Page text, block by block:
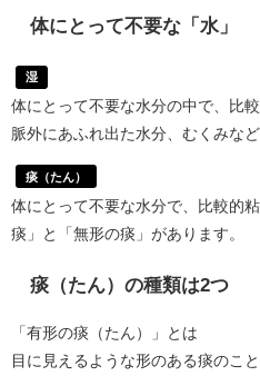
体にとって不要な「水」
湿
体にとって不要な水分の中で、比
脈外にあふれ出た水分、むくみな
痰（たん）
体にとって不要な水分で、比較的
痰」と「無形の痰」があります。
痰（たん）の種類は2つ
「有形の痰（たん）」とは
目に見えるような形のある痰のこ